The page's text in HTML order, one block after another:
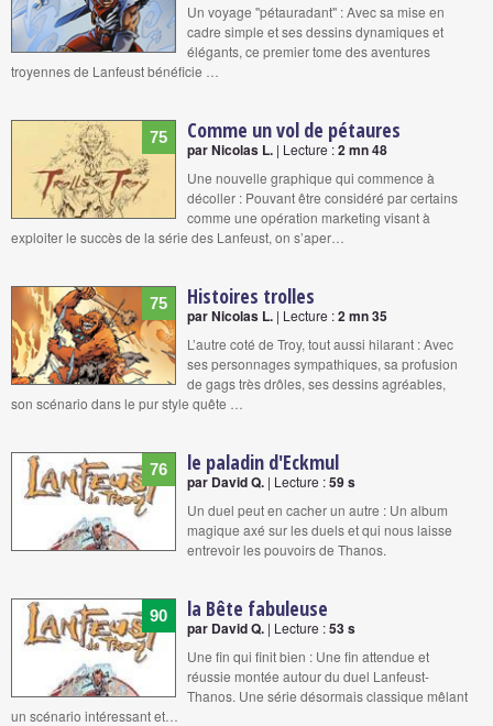
Un voyage ''pétauradant'' : Avec sa mise en
cadre simple et ses dessins dynamiques et
élégants, ce premier tome des aventures
troyennes de Lanfeust bénéficie …
75 Comme un vol de pétaures
par Nicolas L. | Lecture :2 mn 48
Une nouvelle graphique qui commence à
décoller : Pouvant être considéré par certains
comme une opération marketing visant à
exploiter le succès de la série des Lanfeust, on s’aper…
75 Histoires trolles
par Nicolas L. | Lecture :2 mn 35
L’autre coté de Troy, tout aussi hilarant : Avec
ses personnages sympathiques, sa profusion
de gags très drôles, ses dessins agréables,
son scénario dans le pur style quête …
76 le paladin d'Eckmul
par David Q. | Lecture :59 s
Un duel peut en cacher un autre : Un album
magique axé sur les duels et qui nous laisse
entrevoir les pouvoirs de Thanos.
90 la Bête fabuleuse
par David Q. | Lecture :53 s
Une fin qui finit bien : Une fin attendue et
réussie montée autour du duel Lanfeust-
Thanos. Une série désormais classique mêlant
un scénario intéressant et…